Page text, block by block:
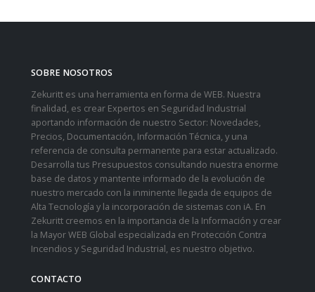
SOBRE NOSOTROS
Zekuritt es una herramienta en forma de WEB. Nuestra
finalidad, es crear Expertos en Seguridad Industrial
aportando información de nuestro Sector: Novedades,
Precios, Documentación, Información Técnica, y una
referencia de consulta permanente para estar actualizado.
Desarrolla tus Presupuestos consultando nuestra enorme
base de datos y mantente informado de la evolución de
nuestro mercado con la inminente llegada de equipos de
Alta Tecnología y la incorporación de sistemas con iA. En
Zekuritt creemos en la importancia de la Información y crear
la Mayor WEB Global especializada en Protección Contra
Incendios y Seguridad Industrial, es nuestro objetivo.
CONTACTO